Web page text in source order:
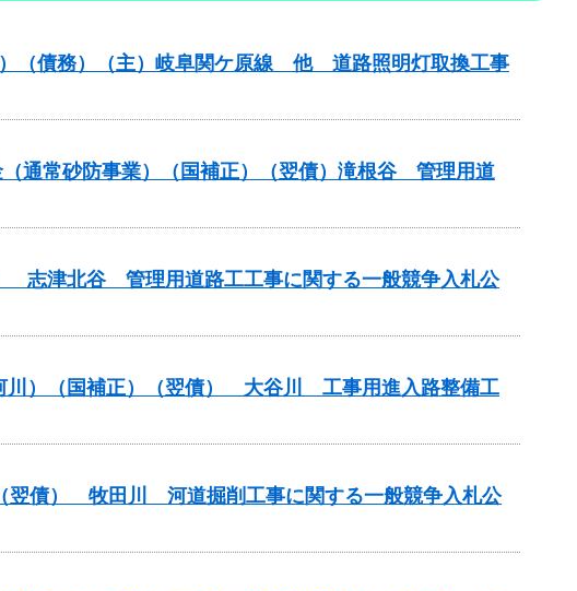
（債務）（主）岐阜関ケ原線 他 道路照明灯取換工事
通常砂防事業）（国補正）（翌債）滝根谷 管理用道
志津北谷 管理用道路工工事に関する一般競争入札公
川）（国補正）（翌債） 大谷川 工事用進入路整備工
翌債） 牧田川 河道掘削工事に関する一般競争入札公